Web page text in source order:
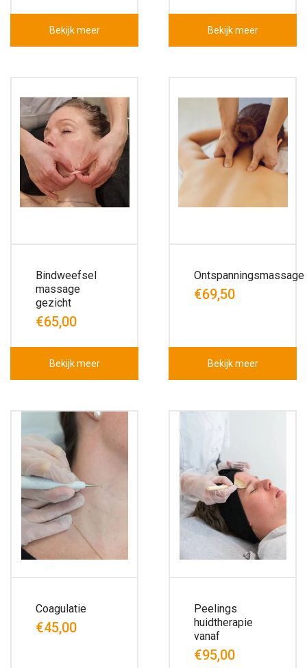
Bekijk meer Bekijk meer
Bindweefsel
massage
gezicht
€65,00
Bekijk meer
Ontspanningsmassage
€69,50
Bekijk meer
Coagulatie
€45,00
Peelings
huidtherapie
vanaf
€95,00